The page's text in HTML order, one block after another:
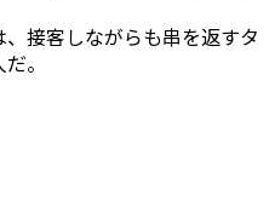
接客しながらも串を返すタ
。